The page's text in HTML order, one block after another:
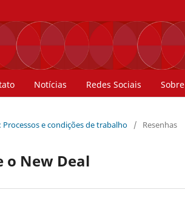
Notícias Redes Sociais Sobre
Processos e condições de trabalho / Resenhas
o New Deal